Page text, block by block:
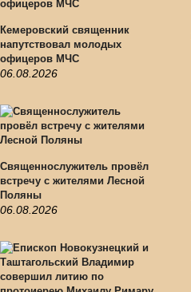
Кемеровский священник
напутствовал молодых
офицеров МЧС
06.08.2026
Священнослужитель провёл
встречу с жителями Лесной
Поляны
06.08.2026